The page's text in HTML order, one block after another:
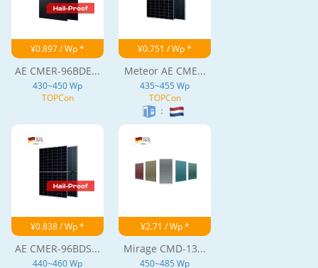
¥0.897 / Wp *
AE CMER-96BDE...
430~450 Wp
TOPCon
¥0.751 / Wp *
Meteor AE CME...
435~455 Wp
TOPCon
：
¥0.838 / Wp *
AE CMER-96BDS...
440~460 Wp
¥2.71 / Wp *
Mirage CMD-13...
450~485 Wp